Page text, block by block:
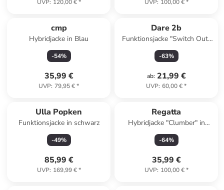
UVP: 120,00 €* UVP: 100,00 €*
cmp
Hybridjacke in Blau
-54%
35,99 €
UVP: 79,95 €*
Dare 2b
Funktionsjacke "Switch Out"
in Hellgelb
-63%
ab: 21,99 €
UVP: 60,00 €*
Ulla Popken
Funktionsjacke in schwarz
-49%
85,99 €
UVP: 169,99 €*
Regatta
Hybridjacke "Clumber" in
Weiß
-64%
35,99 €
UVP: 100,00 €*